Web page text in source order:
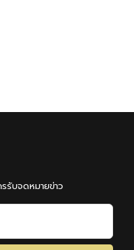
รับจดหมายข่าว